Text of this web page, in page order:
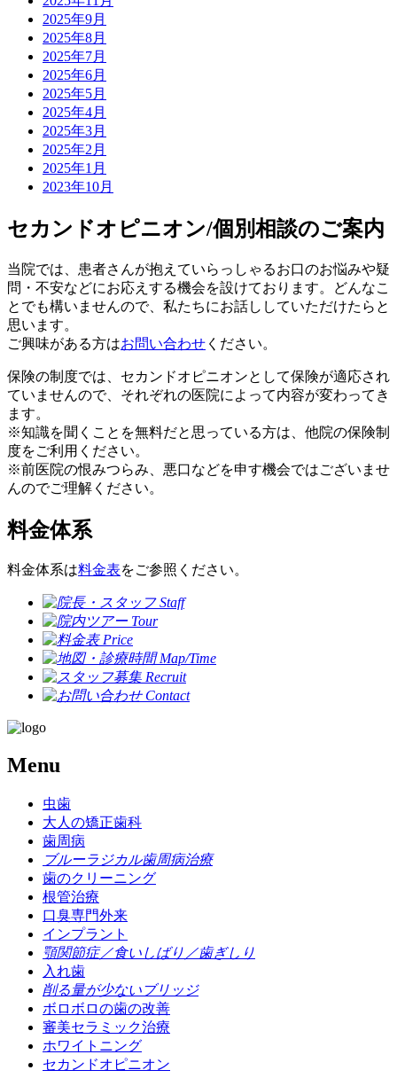
2025年9月
2025年8月
2025年7月
2025年6月
2025年5月
2025年4月
2025年3月
2025年2月
2025年1月
2023年10月
セカンドオピニオン/個別相談のご案内
当院では、患者さんが抱えていらっしゃるお口のお悩みや疑
問・不安などにお応えする機会を設けております。どんなこ
とでも構いませんので、私たちにお話ししていただけたらと
思います。
ご興味がある方はお問い合わせ ください。
保険の制度では、セカンドオピニオンとして保険が適応され
ていませんので、それぞれの医院によって内容が変わってき
ます。
※知識を聞くことを無料だと思っている方は、他院の保険制
度をご利用ください。
※前医院の恨みつらみ、悪口などを申す機会ではございませ
んのでご理解ください。
料金体系
料金体系は料金表をご参照ください。
Menu
虫歯
大人の矯正歯科
歯周病
ブルーラジカル歯周病治療
歯のクリーニング
根管治療
口臭専門外来
インプラント
顎関節症／食いしばり／歯ぎしり
入れ歯
削る量が少ないブリッジ
ボロボロの歯の改善
審美セラミック治療
ホワイトニング
セカンドオピニオン